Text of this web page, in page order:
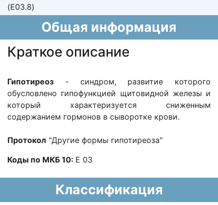
(E03.8)
Общая информация
Краткое описание
Гипотиреоз - синдром, развитие которого
обусловлено гипофункцией щитовидной железы и
который характеризуется сниженным
содержанием гормонов в сыворотке крови.
Протокол "Другие формы гипотиреоза"
Коды по МКБ 10: Е 03
Классификация